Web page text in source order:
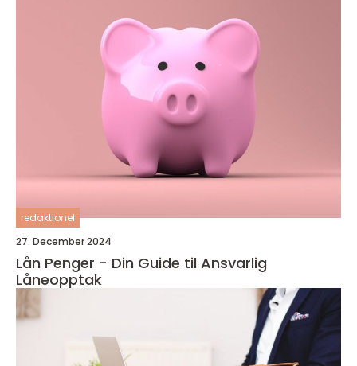
redaktionel
27. December 2024
Lån Penger - Din Guide til Ansvarlig
Låneopptak